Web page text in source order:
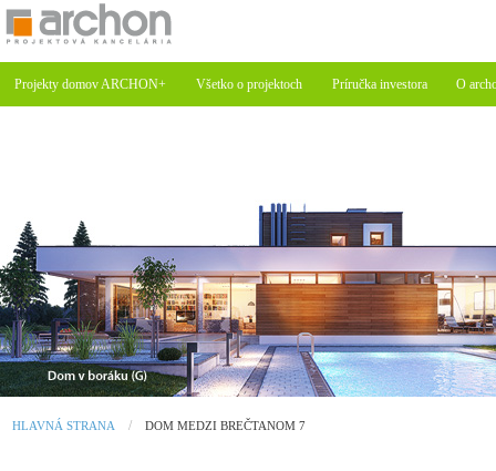
Projekty domov ARCHON+ Všetko o projektoch Príručka investora O
HLAVNÁ STRANA DOM MEDZI BREČTANOM 7